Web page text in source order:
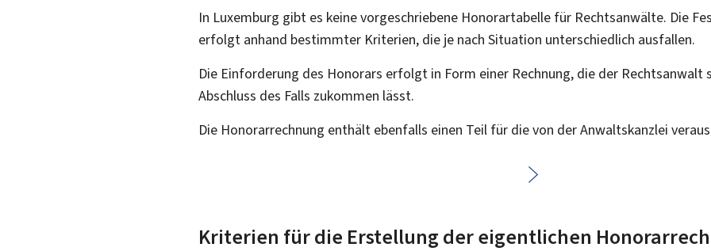
In Luxemburg gibt es keine vorgeschriebene Honorartabelle für Rechtsanwälte. Die
erfolgt anhand bestimmter Kriterien, die je nach Situation unterschiedlich ausfallen.
Die Einforderung des Honorars erfolgt in Form einer Rechnung, die der Rechtsanwalt
Abschluss des Falls zukommen lässt.
Die Honorarrechnung enthält ebenfalls einen Teil für die von der Anwaltskanzlei
Kriterien für die Erstellung der eigentlichen